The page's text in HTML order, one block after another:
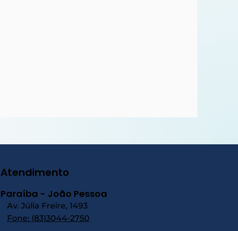
Atendimento
Paraíba - João Pessoa
Av. Júlia Freire, 1493
Fone: (83)3044-2750